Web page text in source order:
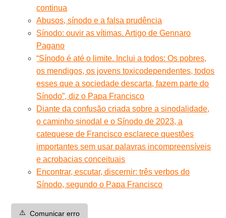
continua
Abusos, sínodo e a falsa prudência
Sínodo: ouvir as vítimas. Artigo de Gennaro
Pagano
“Sínodo é até o limite. Inclui a todos: Os pobres,
os mendigos, os jovens toxicodependentes, todos
esses que a sociedade descarta, fazem parte do
Sínodo”, diz o Papa Francisco
Diante da confusão criada sobre a sinodalidade,
o caminho sinodal e o Sínodo de 2023, a
catequese de Francisco esclarece questões
importantes sem usar palavras incompreensíveis
e acrobacias conceituais
Encontrar, escutar, discernir: três verbos do
Sínodo, segundo o Papa Francisco
⚠️ Comunicar erro